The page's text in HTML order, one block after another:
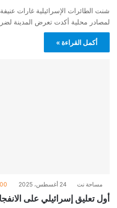
شنت الطائرات الإسرائيلية غارات
لمصادر محلية أكدت تعرض المدينة
أكمل القراءة »
مساحة نت 24 أغسطس، 2025
أول تعليق إسرائيلي على